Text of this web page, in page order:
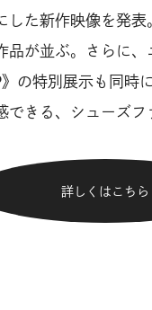
した新作映像を発
品が並ぶ。さらに
の特別展示も同時
きる、シューズフ
詳しくはこちら